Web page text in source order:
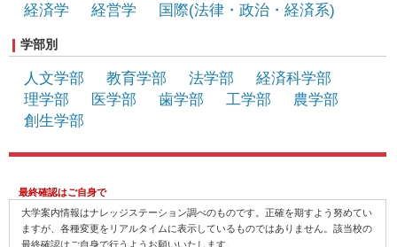
経済学
経営学
国際(法律・政治・経済系)
学部別
人文学部 教育学部 法学部
経済科学部
理学部
医学部 歯学部 工学部
農学部
創生学部
最終確認はご自身で
大学案内情報はナレッジステーション調べのものです。正確を期すよう努めてい
ますが、各種変更をリアルタイムに表示しているものではありません。該当校の
最終確認はご自身で行うようお願いいたします。